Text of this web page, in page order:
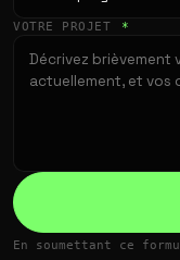
VOTRE PROJET *
En soumettant ce